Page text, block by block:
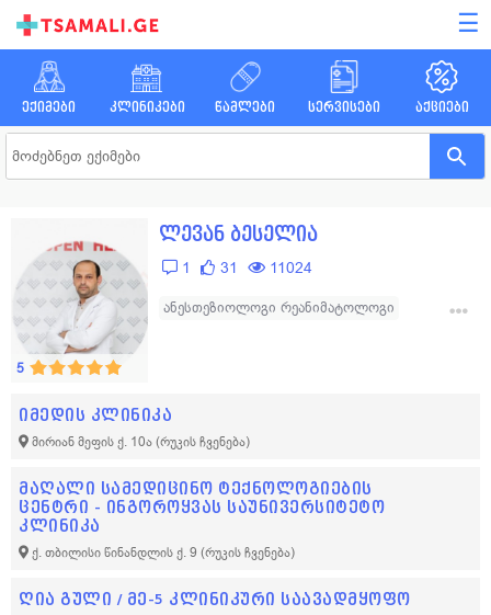
☰
ექიმები კლინიკები წამლები სერვისები აქციები
5
ლევან ბესელია
1 31 11024
ანესთეზიოლოგი რეანიმატოლოგი
იმედის კლინიკა
მირიან მეფის ქ. 10ა (რუკის ჩვენება)
მაღალი სამედიცინო ტექნოლოგიების
ცენტრი - ინგოროყვას საუნივერსიტეტო
კლინიკა
ქ. თბილისი წინანდლის ქ. 9 (რუკის ჩვენება)
ღია გული / მე-5 კლინიკური საავადმყოფო